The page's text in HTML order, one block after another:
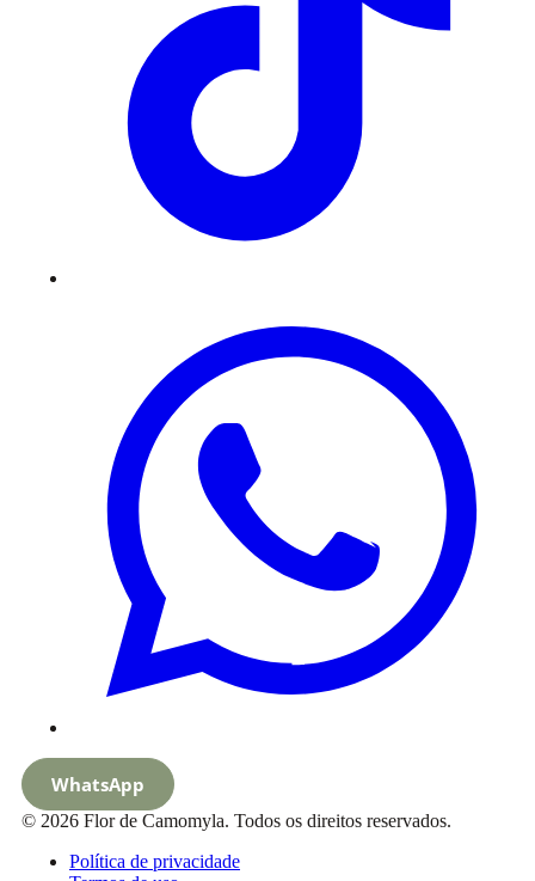
WhatsApp
© 2026 Flor de Camomyla. Todos os direitos reservados.
Política de privacidade